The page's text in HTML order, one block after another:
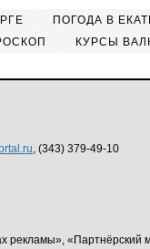
ПОГОДА В
КУРСЫ
, (343) 379-49-10
рекламы», «Партнёрский